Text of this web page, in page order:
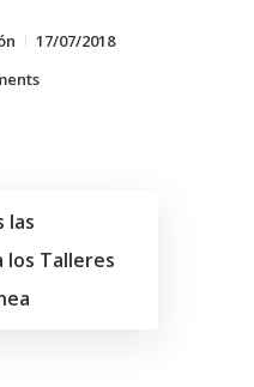
17/07/2018
las
los Talleres